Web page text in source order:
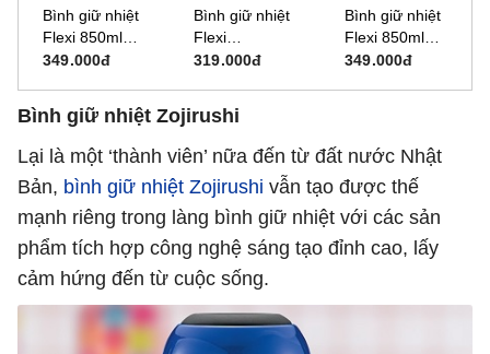
Bình giữ nhiệt
Flexi 850ml
Sunhouse KS-
349.000đ
Bình giữ nhiệt
Flexi
Sunhouse KS-
319.000đ
Bình giữ nhiệt
Flexi 850ml
Sunhouse KS-
349.000đ
Bình giữ nhiệt Zojirushi
Lại là một ‘thành viên’ nữa đến từ đất nước Nhật
Bản, bình giữ nhiệt Zojirushi vẫn tạo được thế
mạnh riêng trong làng bình giữ nhiệt với các sản
phẩm tích hợp công nghệ sáng tạo đỉnh cao, lấy
cảm hứng đến từ cuộc sống.